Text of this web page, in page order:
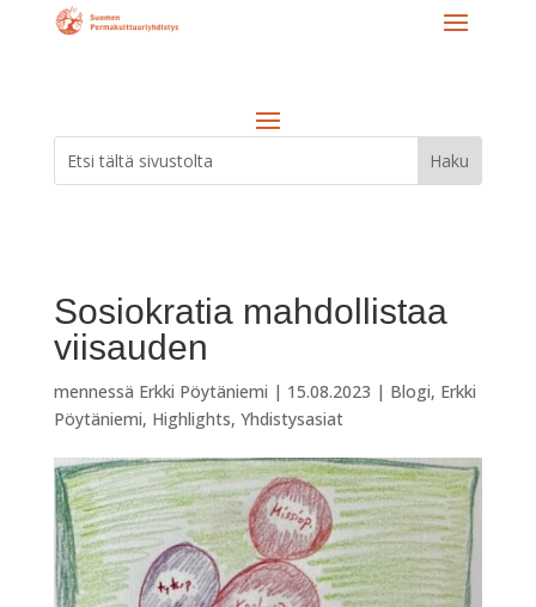
Sosiokratia mahdollistaa
viisauden
mennessä Erkki Pöytäniemi | 15.08.2023 | Blogi, Erkki
Pöytäniemi, Highlights, Yhdistysasiat